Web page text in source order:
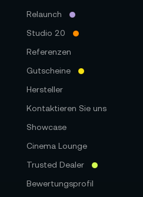
Relaunch
Studio 2.0
Referenzen
Gutscheine
Hersteller
Kontaktieren Sie uns
Showcase
Cinema Lounge
Trusted Dealer
Bewertungsprofil